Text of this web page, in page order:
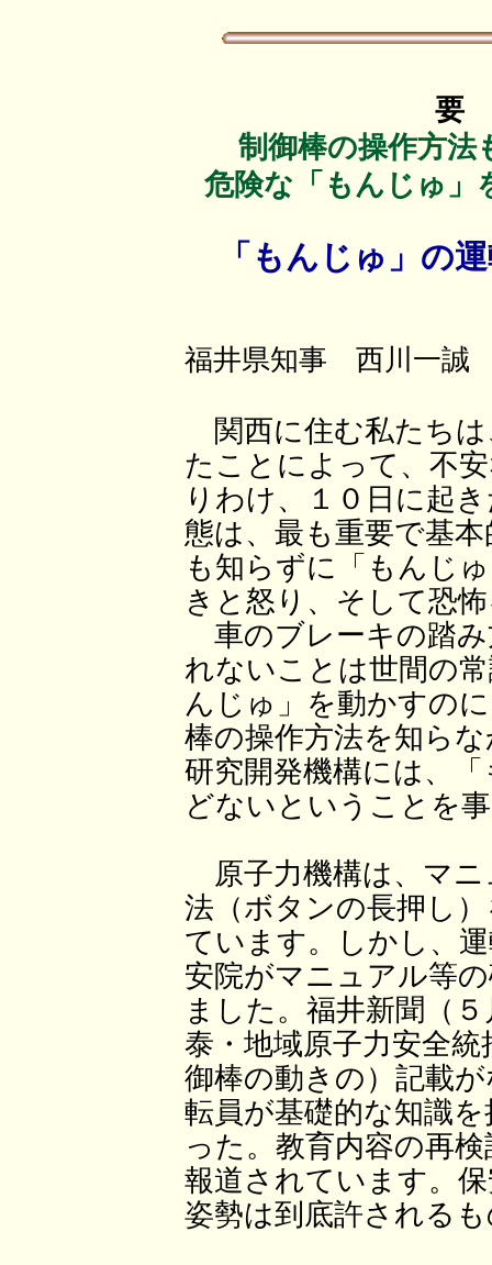
制御棒の操作方法
危険な「もんじゅ」
「もんじゅ」の
福井県知事 西川一誠
関西に住む私たちは
たことによって、不
りわけ、１０日に起
態は、最も重要で基
も知らずに「もんじ
きと怒り、そして恐
車のブレーキの踏み
れないことは世間の
んじゅ」を動かすの
棒の操作方法を知ら
研究開発機構には、
どないということを
原子力機構は、マニ
法（ボタンの長押し
ています。しかし、
安院がマニュアル等
ました。福井新聞（
泰・地域原子力安全
御棒の動きの）記載
転員が基礎的な知識
った。教育内容の再
報道されています。
姿勢は到底許される